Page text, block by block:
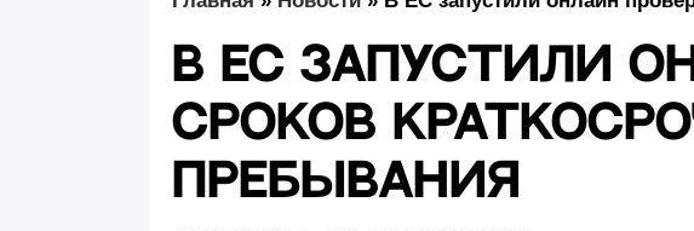
В ЕС запустили
сроков
пребывания